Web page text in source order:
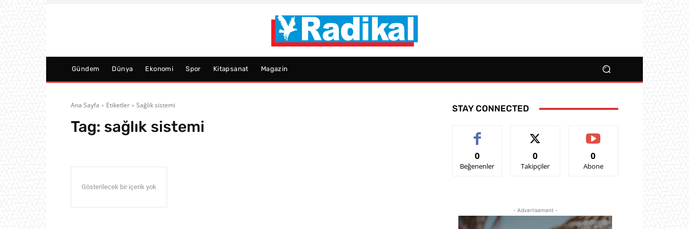
Gündem Dünya Ekonomi Spor Kitapsanat Magazin
Ana Sayfa Etiketler Sağlık sistemi
Tag: sağlık sistemi
Gösterilecek bir içerik yok
STAY CONNECTED
0
Beğenenler
0
Takipçiler
0
Abone
- Advertisement -